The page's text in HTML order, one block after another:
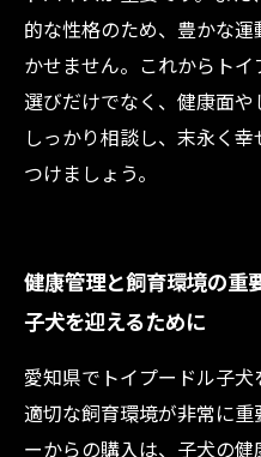
的な性格のため、豊かな
かせません。これからト
選びだけでなく、健康面
しっかり相談し、末永く
つけましょう。
健康管理と飼育環境の重
子犬を迎えるために
愛知県でトイプードル子
適切な飼育環境が非常に
ーからの購入は、子犬の